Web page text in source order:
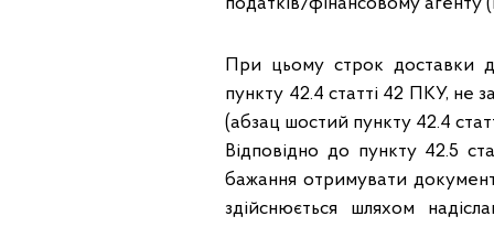
податків/фінансовому агенту
При цьому строк доставки
пункту 42.4 статті 42 ПКУ, не
(абзац шостий пункту 42.4
Відповідно до пункту 42.5
бажання отримувати
здійснюється шляхом